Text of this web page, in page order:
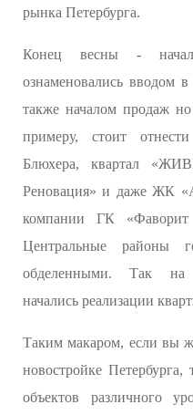
рынка Петербурга.
Конец весны -
ознаменовались вводом
также началом продаж
примеру, стоит
Блюхера, квартал
Реновация» и даже ЖК
компании ГК
Центральные районы
обделенными. Так на
начались реализации
Таким макаром, если вы
новостройке
объектов различного